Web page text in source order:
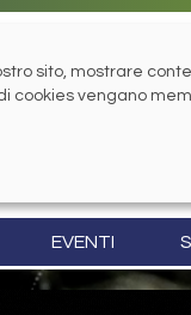
EVENTI
sito, mostrare
cookies vengano